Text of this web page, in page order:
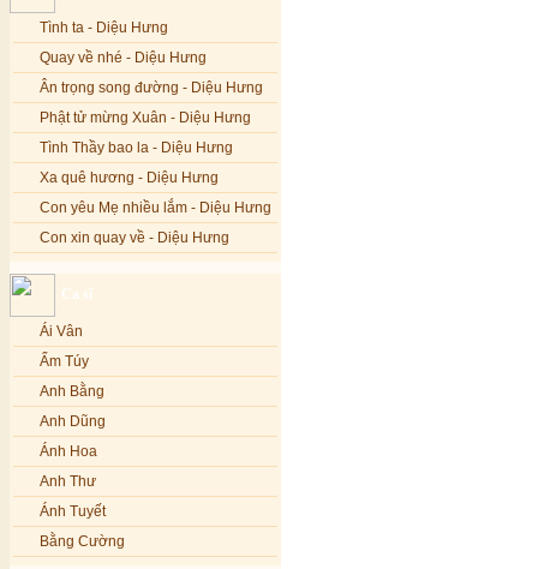
Tình ta - Diệu Hưng
Quay về nhé - Diệu Hưng
Ân trọng song đường - Diệu Hưng
Phật tử mừng Xuân - Diệu Hưng
Tình Thầy bao la - Diệu Hưng
Xa quê hương - Diệu Hưng
Con yêu Mẹ nhiều lắm - Diệu Hưng
Con xin quay về - Diệu Hưng
Nếu xa Phật - Diệu Hưng
Tình Lam - Kim Khánh & Hoàng
Vĩnh
Xin cho con niềm tin - Kim Linh
Quán Âm Mẹ hiền - Kim Linh
Nhạc niệm Nam Mô A Di Đà Phật -
Kim Linh
Mẹ Từ Bi - Kim Linh
12 Lời nguyện của Bồ tát Quán Thế
Âm - Kim Linh
Ca sĩ
Ái Vân
Ẩm Túy
Anh Bằng
Anh Dũng
Ánh Hoa
Anh Thư
Ánh Tuyết
Bằng Cường